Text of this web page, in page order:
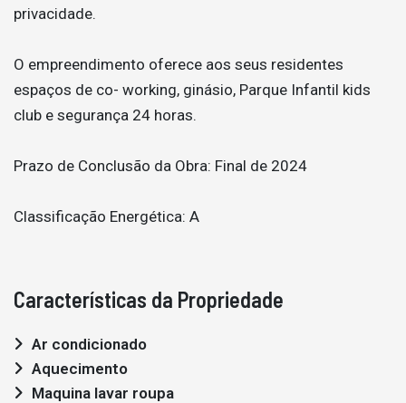
privacidade.
O empreendimento oferece aos seus residentes
espaços de co- working, ginásio, Parque Infantil kids
club e segurança 24 horas.
Prazo de Conclusão da Obra: Final de 2024
Classificação Energética: A
Características da Propriedade
Ar condicionado
Aquecimento
Maquina lavar roupa